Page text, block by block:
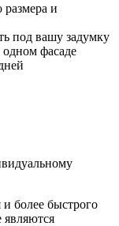
и
под вашу задумку
фасаде
более быстрого
являются